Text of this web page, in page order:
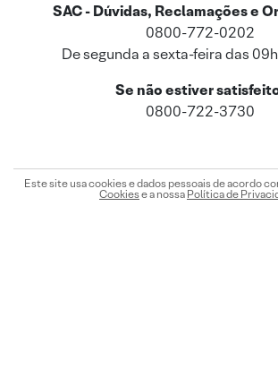
SAC - Dúvidas, Reclamações e
0800-772-0202
De segunda a sexta-feira das
Se não estiver
0800-722-3730
Este site usa cookies e dados pessoais de acordo
Cookiese a nossa Política de